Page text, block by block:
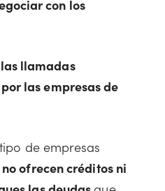
con los
llamadas
las empresas de
de empresas
no ofrecen créditos ni